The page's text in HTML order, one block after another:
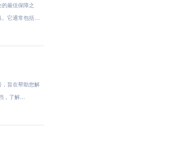
最佳保障之
它通常包括问
旨在帮助您解
，了解...